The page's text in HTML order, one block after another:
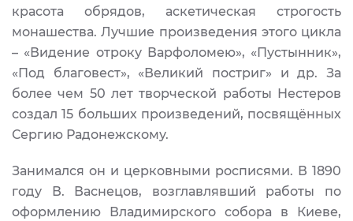
красота обрядов, аскетическая строгость
монашества. Лучшие произведения этого цикла
– «Видение отроку Варфоломею», «Пустынник»,
«Под благовест», «Великий постриг» и др. За
более чем 50 лет творческой работы Нестеров
создал 15 больших произведений, посвящённых
Сергию Радонежскому.
Занимался он и церковными росписями. В 1890
году В. Васнецов, возглавлявший работы по
оформлению Владимирского собора в Киеве,